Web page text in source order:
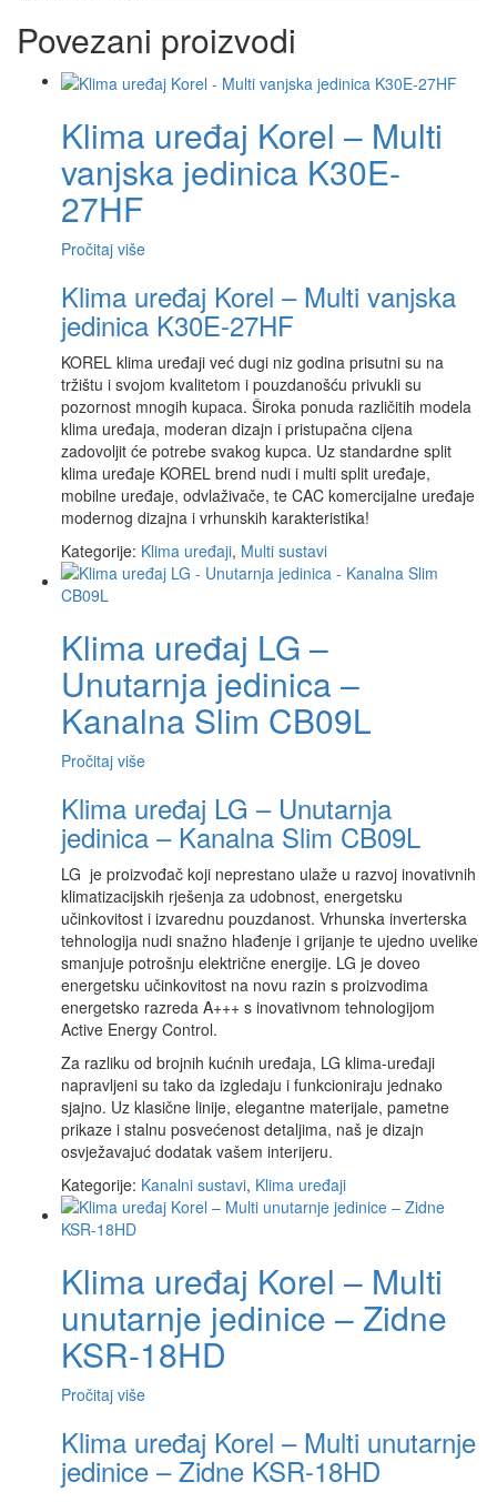
Povezani proizvodi
Klima uređaj Korel – Multi
vanjska jedinica K30E-
27HF
Pročitaj više
Klima uređaj Korel – Multi vanjska
jedinica K30E-27HF
KOREL klima uređaji već dugi niz godina prisutni su na
tržištu i svojom kvalitetom i pouzdanošću privukli su
pozornost mnogih kupaca. Široka ponuda različitih modela
klima uređaja, moderan dizajn i pristupačna cijena
zadovoljit će potrebe svakog kupca. Uz standardne split
klima uređaje KOREL brend nudi i multi split uređaje,
mobilne uređaje, odvlaživače, te CAC komercijalne uređaje
modernog dizajna i vrhunskih karakteristika!
Kategorije: Klima uređaji, Multi sustavi
Klima uređaj LG –
Unutarnja jedinica –
Kanalna Slim CB09L
Pročitaj više
Klima uređaj LG – Unutarnja
jedinica – Kanalna Slim CB09L
LG je proizvođač koji neprestano ulaže u razvoj inovativnih
klimatizacijskih rješenja za udobnost, energetsku
učinkovitost i izvarednu pouzdanost. Vrhunska inverterska
tehnologija nudi snažno hlađenje i grijanje te ujedno uvelike
smanjuje potrošnju električne energije. LG je doveo
energetsku učinkovitost na novu razin s proizvodima
energetsko razreda A+++ s inovativnom tehnologijom
Active Energy Control.
Za razliku od brojnih kućnih uređaja, LG klima-uređaji
napravljeni su tako da izgledaju i funkcioniraju jednako
sjajno. Uz klasične linije, elegantne materijale, pametne
prikaze i stalnu posvećenost detaljima, naš je dizajn
osvježavajuć dodatak vašem interijeru.
Kategorije: Kanalni sustavi, Klima uređaji
Klima uređaj Korel – Multi
unutarnje jedinice – Zidne
KSR-18HD
Pročitaj više
Klima uređaj Korel – Multi unutarnje
jedinice – Zidne KSR-18HD